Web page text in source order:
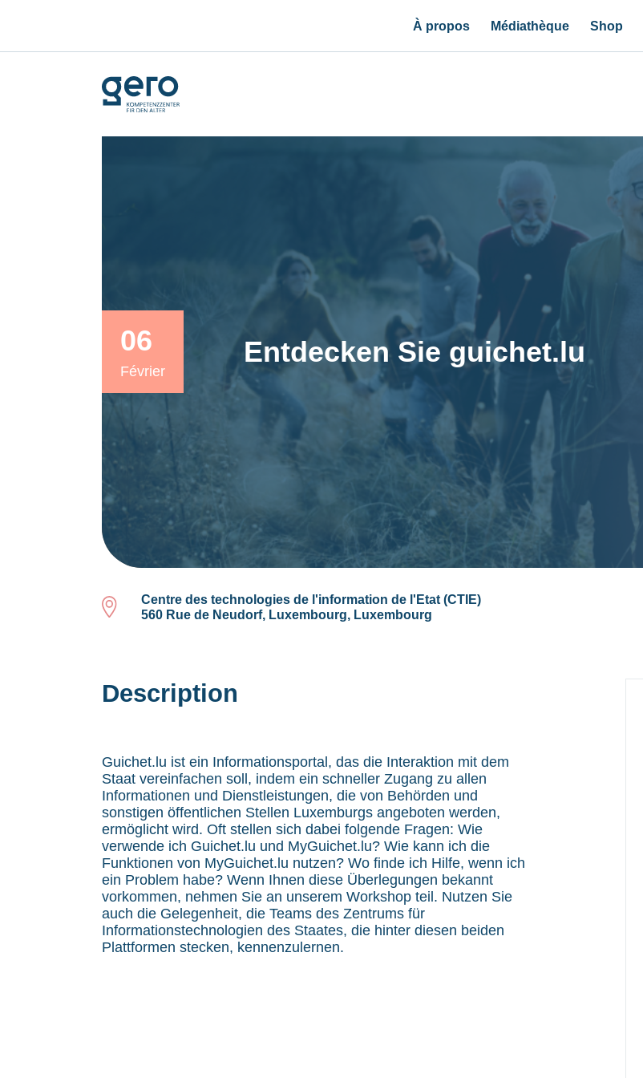
À propos Médiathèque Shop
06
Février
Entdecken Sie guichet.lu
Centre des technologies de l'information de l'Etat (CTIE)
560 Rue de Neudorf, Luxembourg, Luxembourg
Description
Guichet.lu ist ein Informationsportal, das die Interaktion mit dem
Staat vereinfachen soll, indem ein schneller Zugang zu allen
Informationen und Dienstleistungen, die von Behörden und
sonstigen öffentlichen Stellen Luxemburgs angeboten werden,
ermöglicht wird. Oft stellen sich dabei folgende Fragen: Wie
verwende ich Guichet.lu und MyGuichet.lu? Wie kann ich die
Funktionen von MyGuichet.lu nutzen? Wo finde ich Hilfe, wenn ich
ein Problem habe? Wenn Ihnen diese Überlegungen bekannt
vorkommen, nehmen Sie an unserem Workshop teil. Nutzen Sie
auch die Gelegenheit, die Teams des Zentrums für
Informationstechnologien des Staates, die hinter diesen beiden
Plattformen stecken, kennenzulernen.